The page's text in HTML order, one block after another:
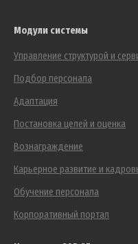
Модули системы
Управление структурой и
Подбор персонала
Адаптация
Постановка целей и оценка
Вознаграждение
Карьерное развитие и
Обучение персонала
Корпоративный портал